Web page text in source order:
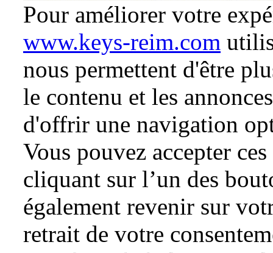
Pour améliorer votre
www.keys-reim.com
nous permettent d'être
le contenu et les
d'offrir une navigation
Vous pouvez accepter
cliquant sur l’un des
également revenir sur
retrait de votre